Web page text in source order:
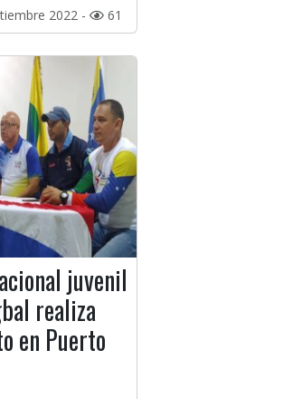
2022 - 61
juvenil
realiza
en Puerto